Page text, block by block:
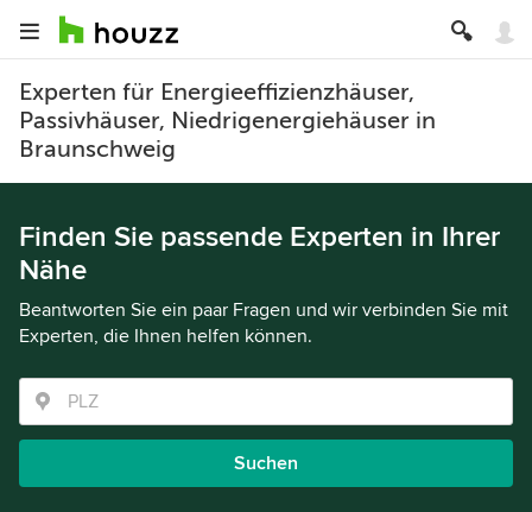
Experten für Energieeffizienzhäuser,
Passivhäuser, Niedrigenergiehäuser in
Braunschweig
Finden Sie passende Experten in Ihrer
Nähe
Beantworten Sie ein paar Fragen und wir verbinden Sie mit
Experten, die Ihnen helfen können.
Suchen